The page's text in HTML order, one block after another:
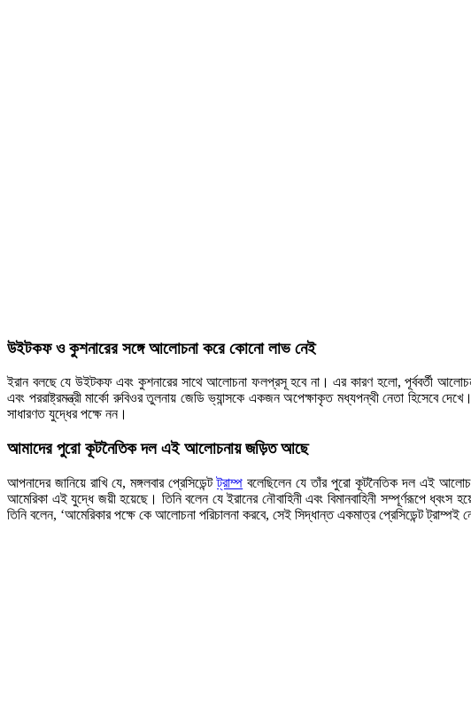
উইটকফ ও কুশনারের সঙ্গে আলোচনা করে কোনো লাভ নেই
ইরান বলছে যে উইটকফ এবং কুশনারের সাথে আলোচনা ফলপ্রসূ হবে না। এর কারণ হলো, পূর্ববর্তী
এবং পররাষ্ট্রমন্ত্রী মার্কো রুবিওর তুলনায় জেডি ভ্যান্সকে একজন অপেক্ষাকৃত মধ্যপন্থী নেতা হিসেবে
সাধারণত যুদ্ধের পক্ষে নন।
আমাদের পুরো কূটনৈতিক দল এই আলোচনায় জড়িত আছে
আপনাদের জানিয়ে রাখি যে, মঙ্গলবার প্রেসিডেন্টট্রাম্প বলেছিলেন যে তাঁর পুরো কূটনৈতিক দল এই
আমেরিকা এই যুদ্ধে জয়ী হয়েছে। তিনি বলেন যে ইরানের নৌবাহিনী এবং বিমানবাহিনী সম্পূর্ণরূপে
তিনি বলেন, ‘আমেরিকার পক্ষে কে আলোচনা পরিচালনা করবে, সেই সিদ্ধান্ত একমাত্র প্রেসিডেন্ট ট্রাম্পই